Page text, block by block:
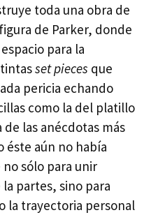
toda una obra de
de Parker, donde
para la
set pieces que
pericia echando
como la del platillo
las anécdotas más
éste aún no había
sólo para unir
partes, sino para
la trayectoria personal